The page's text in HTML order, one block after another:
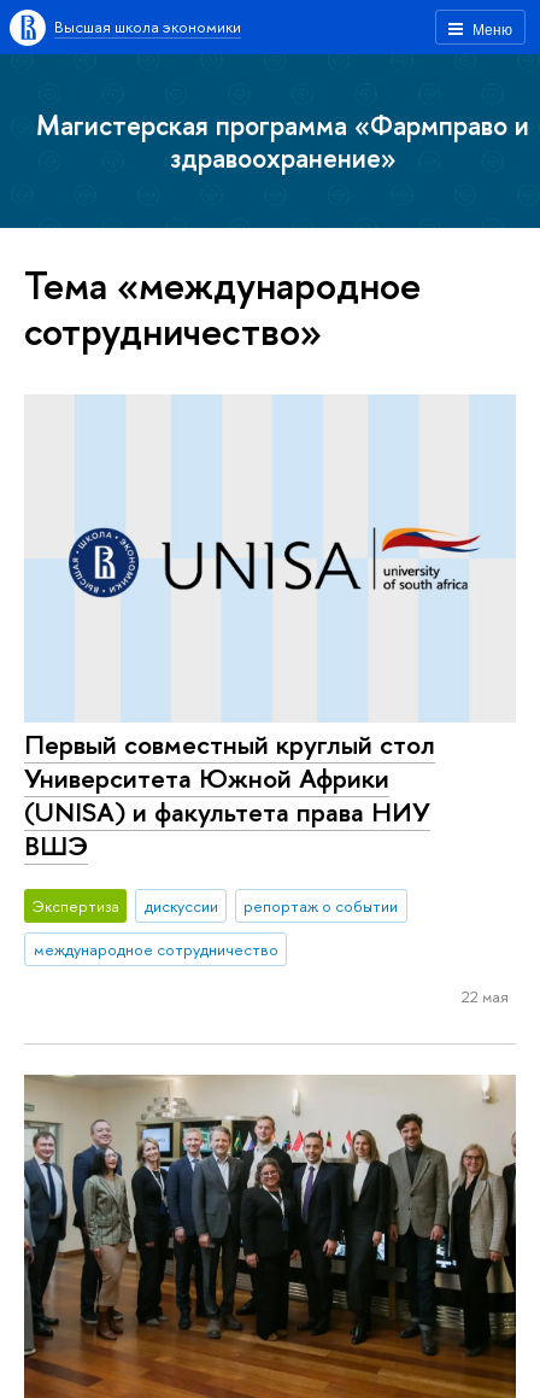
Меню
Высшая школа экономики
Магистерская программа «Фармправо и
здравоохранение»
Тема «международное
сотрудничество»
Первый совместный круглый стол
Университета Южной Африки
(UNISA) и факультета права НИУ
ВШЭ
Экспертиза дискуссии
репортаж о событии
международное сотрудничество
22 мая